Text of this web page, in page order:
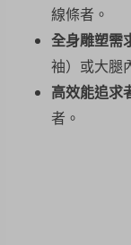
線條者。
全身雕塑需
袖）或大腿
高效能追求
者。